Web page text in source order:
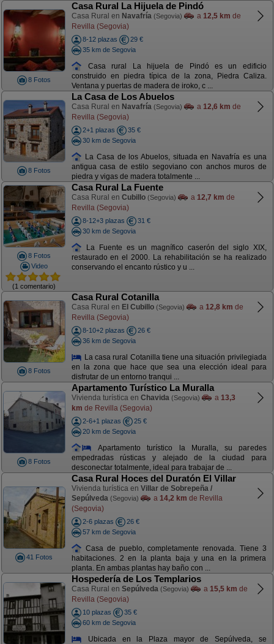
8 Fotos
Casa Rural La Hijuela de Pindó
Casa Rural en Navafría (Segovia) a 12,5 km de
Revilla (Segovia)
8-12 plazas
29 €
35 km de Segovia
Casa rural La hijuela de Pindó es un edificio
construido en piedra típica de la zona, Piedra Caliza.
Ventana y puertas de madera de iroko, c ...
8 Fotos
La Casa de Los Abuelos
Casa Rural en Navafría (Segovia) a 12,6 km de
Revilla (Segovia)
2+1 plazas
35 €
30 km de Segovia
La Casa de los Abuelos, situada en Navafría es una
antigua casa de estilo segoviano con anchos muros de
piedra y vigas de madera totalmente ...
8 Fotos
Video
(1 comentario)
Casa Rural La Fuente
Casa Rural en Cubillo (Segovia) a 12,7 km de
Revilla (Segovia)
8-12+3 plazas
31 €
30 km de Segovia
La Fuente es un magnífico caserón del siglo XIX,
restaurado en el 2000. La rehabilitación se ha realizado
conservando el encanto rústico y u ...
8 Fotos
Casa Rural Cotanilla
Casa Rural en El Cubillo (Segovia) a 12,8 km de
Revilla (Segovia)
8-10+2 plazas
26 €
36 km de Segovia
La casa rural Cotanilla tiene una situación privilegiada
en la zona que hace que sea una elección ideal para
disfrutar de un entorno tranqui ...
8 Fotos
Apartamento Turístico La Muralla
Vivienda turística en Chavida (Segovia) a 13,3
km de Revilla (Segovia)
2-6+1 plazas
25 €
20 km de Segovia
Apartamento turístico la Muralla, su paredes
empedradas rústicas y alejado de la ciudad para
desconectar totalmente, ideal para trabajar de ...
41 Fotos
Casa Rural Hoces del Duratón El Villar
Vivienda turística en Villar de Sobrepeña /
Sepúlveda (Segovia) a 14,2 km de Revilla
(Segovia)
2-6 plazas
26 €
57 km de Segovia
Casa de pueblo, completamente renovada. Tiene 3
habitaciones. 2 en la planta baja y una en la primera
planta. En ambas plantas hay baño con ...
Hospedería de Los Templarios
Casa Rural en Sepúlveda (Segovia) a 15,5 km de
Revilla (Segovia)
10 plazas
35 €
60 km de Segovia
Ubicada en la Plaza mayor de Sepúlveda, se